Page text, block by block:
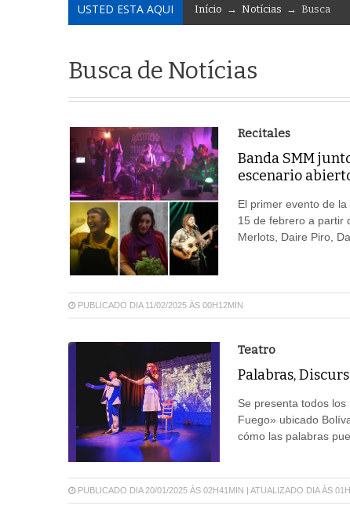
USTED ESTA AQUI Início → Notícias → Busca
Busca de Notícias
Recitales
Banda SMM
escenario
El primer evento de
15 de febrero a partir
Merlots, Daire Piro,
PUBLICADO DIA 11/02/2025 ÀS 00H12MIN
Teatro
Palabras,
Se presenta todos
Fuego» ubicado
cómo las palabras
PUBLICADO DIA 20/01/2025 ÀS 02H41MIN | ATUALIZADO DIA ÀS